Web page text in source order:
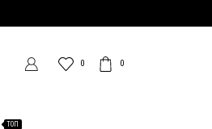
0 0
ТОП